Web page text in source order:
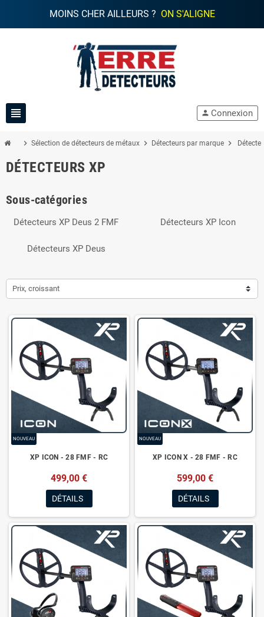
MOINS CHER AILLEURS ? ON S'ALIGNE
view_headline person Connexion
chevron_right Sélection de détecteurs de métaux chevron_right Détecteurs par marque chevron_right
DÉTECTEURS XP
Sous-catégories
Détecteurs XP Deus 2 FMF Détecteurs XP Icon
Détecteurs XP Deus
Prix, croissant
NOUVEAU
XP ICON - 28 FMF - RC
499,00 €
DÉTAILS
NOUVEAU
XP ICON X - 28 FMF - RC
599,00 €
DÉTAILS